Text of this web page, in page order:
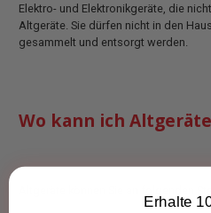
Elektro- und Elektronikgeräte, die
Altgeräte. Sie dürfen nicht in den
gesammelt und entsorgt werden.
Wo kann ich
Erhalte